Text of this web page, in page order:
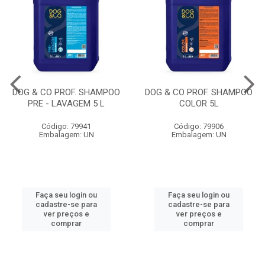
DOG & CO PROF. SHAMPOO
PRE - LAVAGEM 5 L
Código: 79941
Embalagem: UN
Faça seu login ou
cadastre-se para
ver preços e
comprar
DOG & CO PROF. SHAMPOO
COLOR 5L
Código: 79906
Embalagem: UN
Faça seu login ou
cadastre-se para
ver preços e
comprar